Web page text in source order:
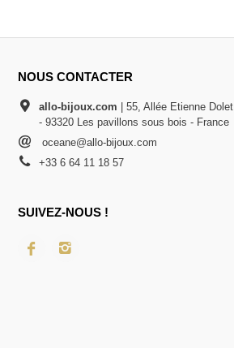
NOUS CONTACTER
allo-bijoux.com | 55, Allée Etienne Dolet
- 93320 Les pavillons sous bois - France
oceane@allo-bijoux.com
+33 6 64 11 18 57
SUIVEZ-NOUS !